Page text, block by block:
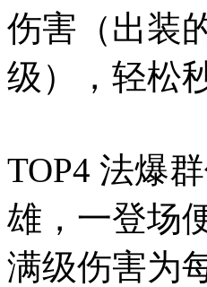
伤害（出装
级），轻松
TOP4 法爆
雄，一登场
满级伤害为